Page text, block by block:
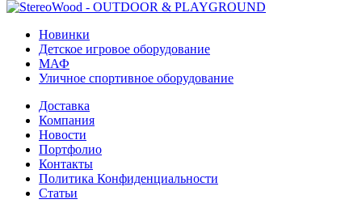
Новинки
Детское игровое оборудование
МАФ
Уличное спортивное оборудование
Доставка
Компания
Новости
Портфолио
Контакты
Политика Конфиденциальности
Статьи